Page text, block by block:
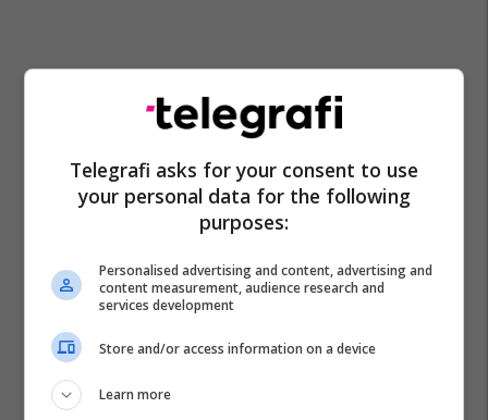
Telegrafi asks for your consent to use
your personal data for the following
purposes:
Personalised advertising and content, advertising and
content measurement, audience research and
services development
Store and/or access information on a device
Learn more